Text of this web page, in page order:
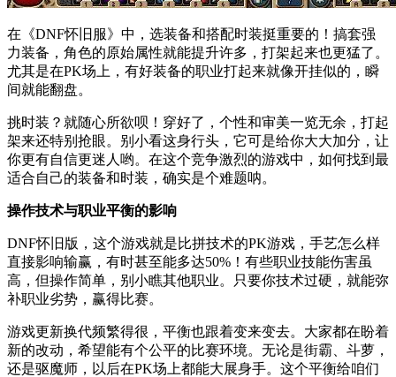
在《DNF怀旧服》中，选装备和搭配时装挺重要的！搞套强
力装备，角色的原始属性就能提升许多，打架起来也更猛了。
尤其是在PK场上，有好装备的职业打起来就像开挂似的，瞬
间就能翻盘。
挑时装？就随心所欲呗！穿好了，个性和审美一览无余，打起
架来还特别抢眼。别小看这身行头，它可是给你大大加分，让
你更有自信更迷人哟。在这个竞争激烈的游戏中，如何找到最
适合自己的装备和时装，确实是个难题呐。
操作技术与职业平衡的影响
DNF怀旧版，这个游戏就是比拼技术的PK游戏，手艺怎么样
直接影响输赢，有时甚至能多达50%！有些职业技能伤害虽
高，但操作简单，别小瞧其他职业。只要你技术过硬，就能弥
补职业劣势，赢得比赛。
游戏更新换代频繁得很，平衡也跟着变来变去。大家都在盼着
新的改动，希望能有个公平的比赛环境。无论是街霸、斗萝，
还是驱魔师，以后在PK场上都能大展身手。这个平衡给咱们